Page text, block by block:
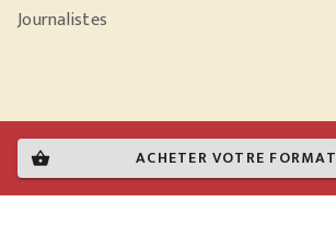
shopping_basket ACHETER VOTRE FORMAT
Journalistes
Données personnelles
Paramétrer vos cookies
Mentions légales